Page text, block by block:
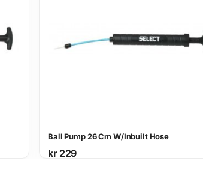
a
Ball Pump 26 Cm W/Inbuilt Hose
kr229